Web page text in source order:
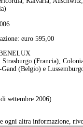
euro 595,00
(Francia),
(Belgio) e
settembre 2006)
ogni altra informazione,